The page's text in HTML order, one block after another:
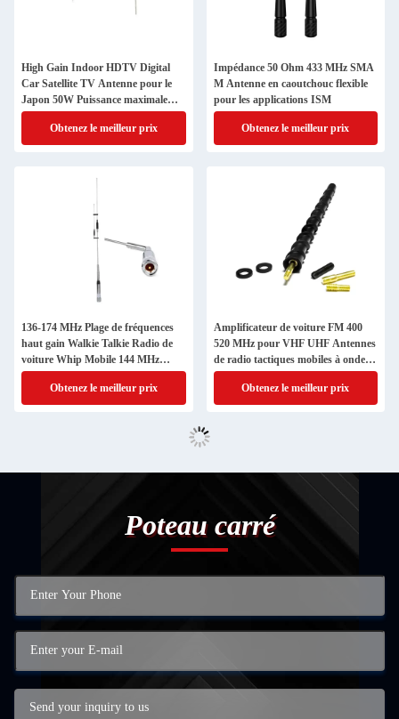
High Gain Indoor HDTV Digital
Car Satellite TV Antenne pour le
Japon 50W Puissance maximale
d'entrée
Obtenez le meilleur prix
Impédance 50 Ohm 433 MHz SMA
M Antenne en caoutchouc flexible
pour les applications ISM
Obtenez le meilleur prix
136-174 MHz Plage de fréquences
haut gain Walkie Talkie Radio de
voiture Whip Mobile 144 MHz
Antenne
Obtenez le meilleur prix
Amplificateur de voiture FM 400
520 MHz pour VHF UHF Antennes
de radio tactiques mobiles à ondes
courtes
Obtenez le meilleur prix
Poteau carré